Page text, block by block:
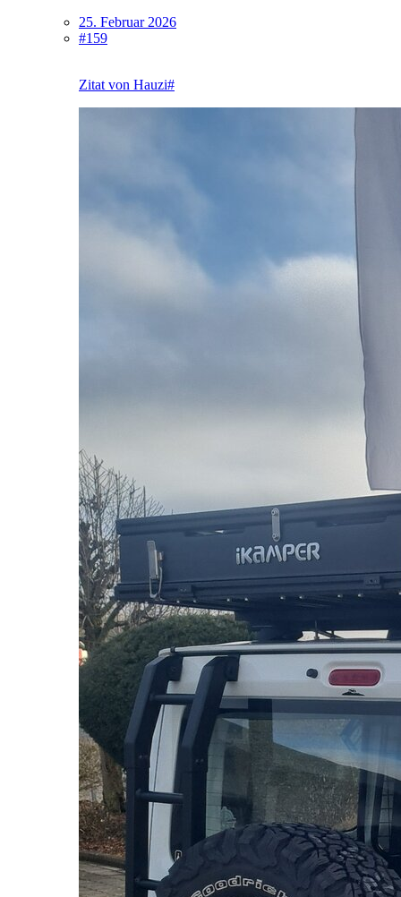
25. Februar 2026
#159
Zitat von Hauzi#